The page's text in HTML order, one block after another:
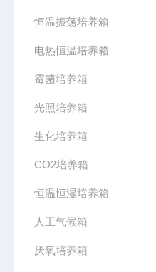
恒温振荡培养箱
电热恒温培养箱
霉菌培养箱
光照培养箱
生化培养箱
CO2培养箱
恒温恒湿培养箱
人工气候箱
厌氧培养箱